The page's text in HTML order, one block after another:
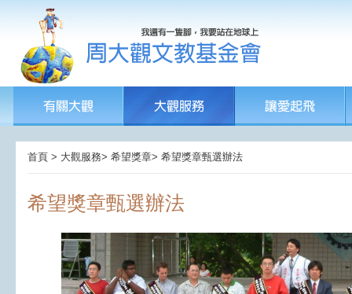
首頁 > 大觀服務> 希望獎章> 希望獎章甄選辦法
希望獎章甄選辦法